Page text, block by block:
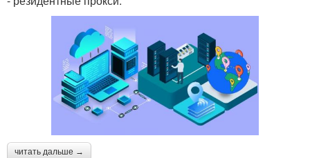
читать дальше →